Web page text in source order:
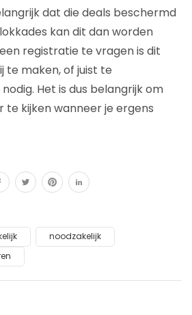
dat die deals beschermd
kan dit dan worden
registratie te vragen is dit
te maken, of juist te
Het is dus belangrijk om
te kijken wanneer je ergens
noodzakelijk